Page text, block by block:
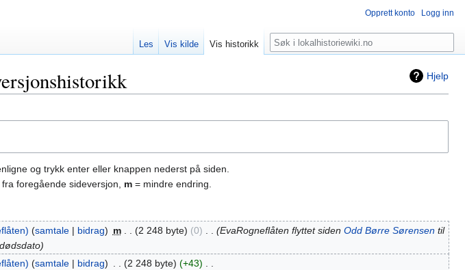
Hjelp
og trykk enter eller knappen nederst på siden.
foregående sideversjon, m = mindre endring.
samtale bidrag m 2 248 byte 0 EvaRogneflåten flyttet siden Odd Børre Sørensentil
samtale bidrag 2 248 byte +43
Opprett konto Logg inn
Les Vis kilde Vis historikk Søk